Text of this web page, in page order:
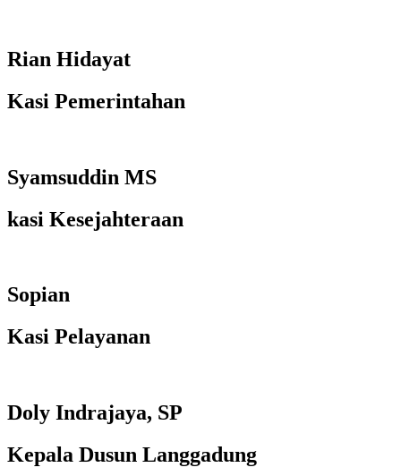
Rian Hidayat
Kasi Pemerintahan
Syamsuddin MS
kasi Kesejahteraan
Sopian
Kasi Pelayanan
Doly Indrajaya, SP
Kepala Dusun Langgadung